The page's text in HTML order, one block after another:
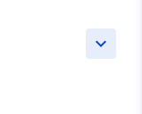
keyboard_arrow_down